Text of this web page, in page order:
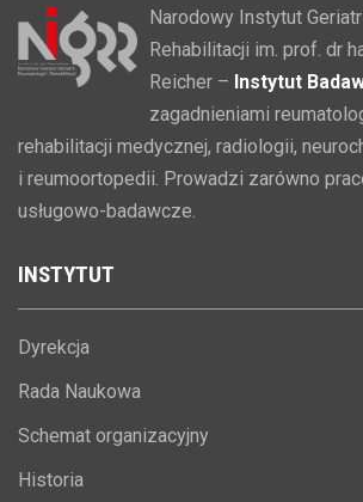
Narodowy Instytut
Rehabilitacji im. prof. dr
Reicher – Instytut
zagadnieniami
rehabilitacji medycznej, radiologii,
i reumoortopedii. Prowadzi zarówno
usługowo-badawcze.
INSTYTUT
Dyrekcja
Rada Naukowa
Schemat organizacyjny
Historia